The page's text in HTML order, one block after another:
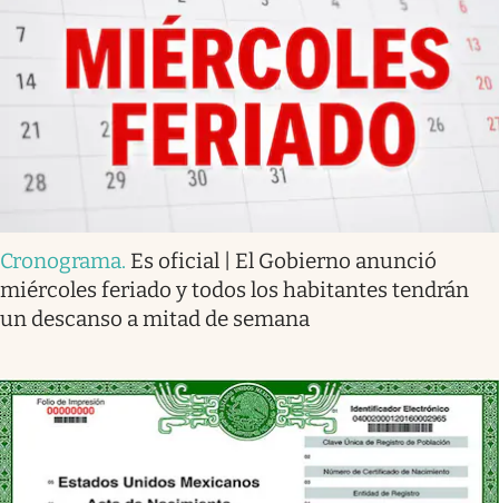
Cronograma. Es oficial | El Gobierno anunció
miércoles feriado y todos los habitantes tendrán
un descanso a mitad de semana